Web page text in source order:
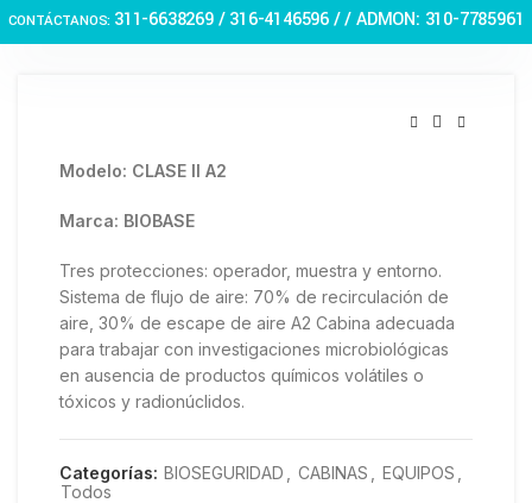
CONTÁCTANOS: 311-6638269 /316-4146596 / / ADMON: 310-7785961
Modelo: CLASE II A2
Marca: BIOBASE
Tres protecciones: operador, muestra y entorno.
Sistema de flujo de aire: 70% de recirculación de
aire, 30% de escape de aire A2 Cabina adecuada
para trabajar con investigaciones microbiológicas
en ausencia de productos químicos volátiles o
tóxicos y radionúclidos.
Categorías: BIOSEGURIDAD CABINAS EQUIPOS
Todos